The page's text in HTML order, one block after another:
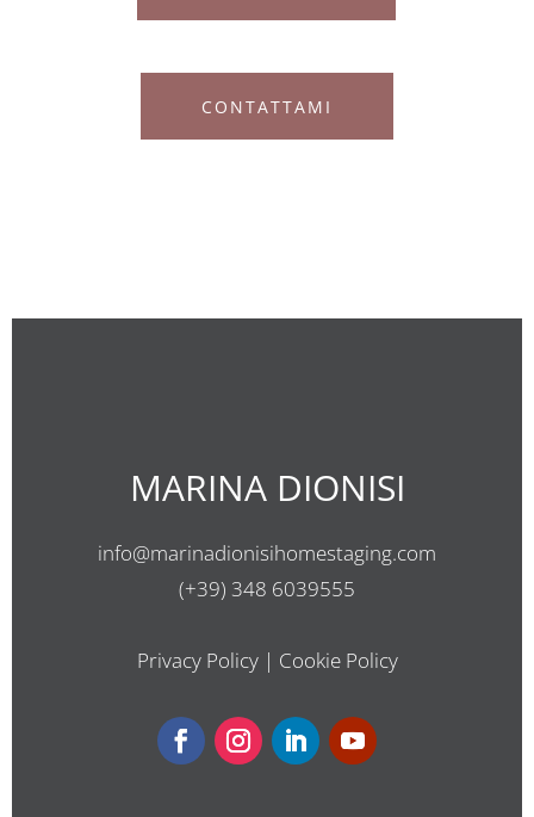
CONTATTAMI
MARINA DIONISI
info@marinadionisihomestaging.com
(+39) 348 6039555
Privacy Policy| Cookie Policy